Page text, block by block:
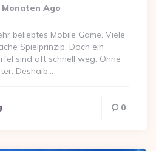
Monaten Ago
beliebtes Mobile Game. Viele
Spielprinzip. Doch ein
sind oft schnell weg. Ohne
Deshalb…
0